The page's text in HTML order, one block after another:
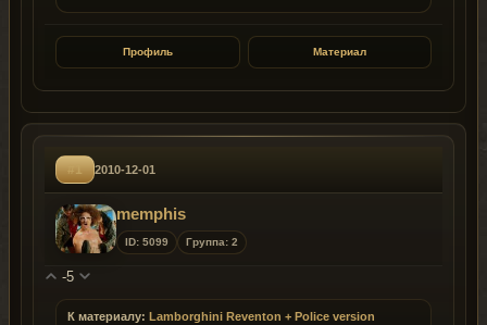
Профиль Материал
#1 2010-12-01
memphis
ID: 5099 Группа: 2
-5
К материалу: Lamborghini Reventon + Police version